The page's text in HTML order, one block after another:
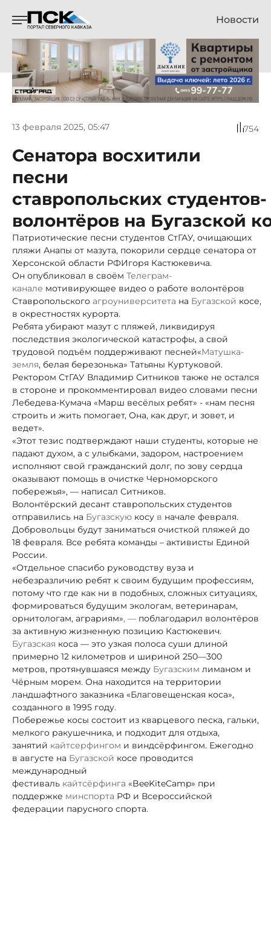
Новости
13 февраля 2025, 05:47 754
Сенатора восхитили
песни
ставропольских студентов-
волонтёров на Бугазской
Патриотические песни студентов СтГАУ, очищающих
пляжи Анапы от мазута, покорили сердце сенатора от
Херсонской области РФИгоря Кастюкевича.
Он опубликовал в своём Телеграм-
канале мотивирующее видео о работе волонтёров
Ставропольского агроуниверситета на Бугазской косе,
в окрестностях курорта.
Ребята убирают мазут с пляжей, ликвидируя
последствия экологической катастрофы, а свой
трудовой подъём поддерживают песней«Матушка-
земля, белая березонька» Татьяны Куртуковой.
Ректором СтГАУ Владимир Ситников также не остался
в стороне и прокомментировал видео словами песни
Лебедева-Кумача «Марш весёлых ребят» - «нам песня
строить и жить помогает, Она, как друг, и зовет, и
ведет».
«Этот тезис подтверждают наши студенты, которые не
падают духом, а с улыбками, задором, настроением
исполняют свой гражданский долг, по зову сердца
оказывают помощь в очистке Черноморского
побережья», — написал Ситников.
Волонтёрский десант ставропольских студентов
отправились на Бугазскую косу в начале февраля.
Добровольцы будут заниматься очисткой пляжей до
18 февраля. Все ребята команды – активисты Единой
России.
«Отдельное спасибо руководству вуза и
небезразличию ребят к своим будущим профессиям,
потому что где как ни в подобных, сложных ситуациях,
формироваться будущим экологам, ветеринарам,
орнитологам, аграриям», — поблагодарил волонтёров
за активную жизненную позицию Кастюкевич.
Бугазская коса — это узкая полоса суши длиной
примерно 12 километров и шириной 250—300
метров, протянувшаяся между Бугазским лиманом и
Чёрным морем. Она находится на территории
ландшафтного заказника «Благовещенская коса»,
созданного в 1995 году.
Побережье косы состоит из кварцевого песка, гальки,
мелкого ракушечника, и подходит для отдыха,
занятий кайтсерфингом и виндсёрфингом. Ежегодно
в августе на Бугазской косе проводится
международный
фестиваль кайтсёрфинга «BeeKiteCamp» при
поддержке минспорта РФ и Всероссийской
федерации парусного спорта.